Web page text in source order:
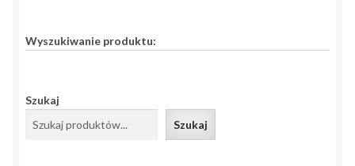
Wyszukiwanie produktu:
Szukaj
Szukaj